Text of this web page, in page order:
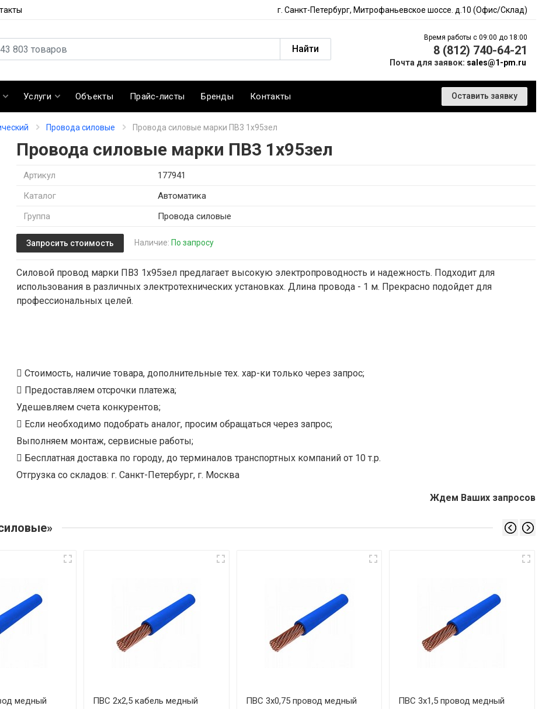
г. Санкт-Петербург, Митрофаньевское шоссе. д.10 (Офис/Склад)
Найти
Время работы с 09:00 до 18:00
8 (812) 740-64-21
Почта для заявок: sales@1-pm.ru
Услуги Объекты Прайс-листы Бренды Контакты Оставить заявку
Провода силовые Провода силовые марки ПВ3 1х95зел
Провода силовые марки ПВ3 1х95зел
Артикул
177941
Каталог
Автоматика
Группа
Провода силовые
Запросить стоимость Наличие: По запросу
Силовой провод марки ПВ3 1х95зел предлагает высокую электропроводность и надежность. Подходит для
использования в различных электротехнических установках. Длина провода - 1 м. Прекрасно подойдет для
профессиональных целей.
Стоимость, наличие товара, дополнительные тех. хар-ки только через запрос;
Предоставляем отсрочки платежа;
Удешевляем счета конкурентов;
Если необходимо подобрать аналог, просим обращаться через запрос;
Выполняем монтаж, сервисные работы;
Бесплатная доставка по городу, до терминалов транспортных компаний от 10 т.р.
Отгрузка со складов: г. Санкт-Петербург, г. Москва
Ждем Ваших запросов
медный ПВС 2х2,5 кабель медный ПВС 3х0,75 провод медный ПВС 3х1,5 провод медный